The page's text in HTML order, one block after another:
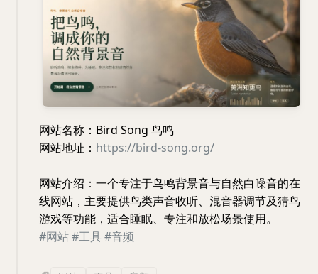
网站名称：Bird Song 鸟鸣
网站地址： https://bird-song.org/
网站介绍：一个专注于鸟鸣背景音与自然白噪音的在
线网站，主要提供鸟类声音收听、混音器调节及猜鸟
游戏等功能，适合睡眠、专注和放松场景使用。
#网站#工具#音频